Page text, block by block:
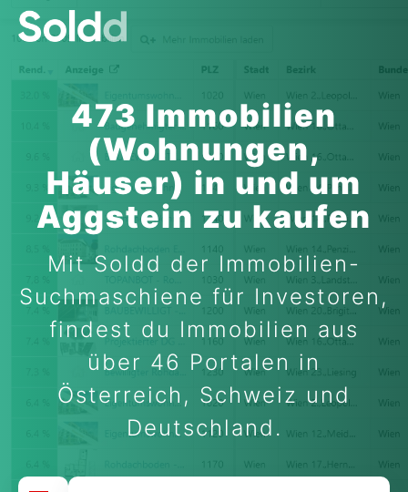
473 Immobilien
(Wohnungen,
Häuser) in und um
Aggstein zu kaufen
Mit Soldd der Immobilien-
Suchmaschiene für Investoren,
findest du Immobilien aus
über 46 Portalen in
Österreich, Schweiz und
Deutschland.